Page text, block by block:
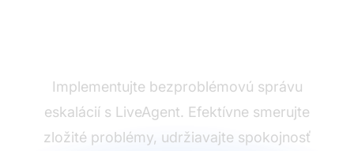
Implementujte bezproblémovú správu
eskalácií s LiveAgent. Efektívne smerujte
zložité problémy, udržiavajte spokojnosť